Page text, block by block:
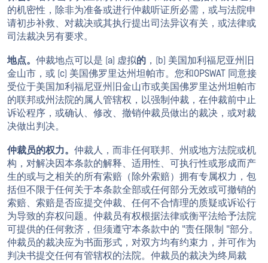
的机密性，除非为准备或进行仲裁听证所必需，或与法院申
请初步补救、对裁决或其执行提出司法异议有关，或法律或
司法裁决另有要求。
地点。 仲裁地点可以是 (a) 虚拟的 ，(b) 美国加利福尼亚州旧
金山市，或 (c) 美国佛罗里达州坦帕市。您和OPSWAT 同意接
受位于美国加利福尼亚州旧金山市或美国佛罗里达州坦帕市
的联邦或州法院的属人管辖权，以强制仲裁，在仲裁前中止
诉讼程序，或确认、修改、撤销仲裁员做出的裁决，或对裁
决做出判决。
仲裁员的权力。 仲裁人，而非任何联邦、州或地方法院或机
构，对解决因本条款的解释、适用性、可执行性或形成而产
生的或与之相关的所有索赔（除外索赔）拥有专属权力，包
括但不限于任何关于本条款全部或任何部分无效或可撤销的
索赔、索赔是否应提交仲裁、任何不合情理的质疑或诉讼行
为导致的弃权问题。仲裁员有权根据法律或衡平法给予法院
可提供的任何救济，但须遵守本条款中的 "责任限制 "部分。
仲裁员的裁决应为书面形式，对双方均有约束力，并可作为
判决书提交任何有管辖权的法院。仲裁员的裁决为终局裁